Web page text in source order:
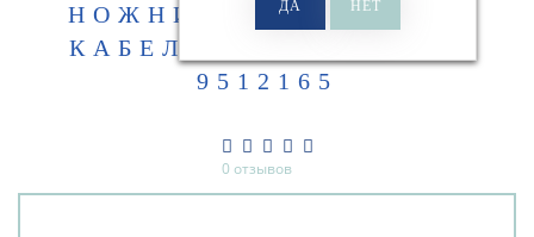
НОЖНИЦЫ ДЛЯ РЕЗКИ
КАБЕЛЕЙ KNIPEX KN-
9512165
0 отзывов